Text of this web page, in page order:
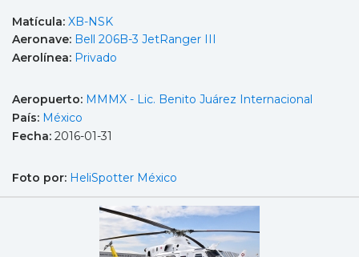
Matícula: XB-NSK
Aeronave: Bell 206B-3 JetRanger III
Aerolínea: Privado
Aeropuerto: MMMX - Lic. Benito Juárez Internacional
País: México
Fecha: 2016-01-31
Foto por: HeliSpotter México